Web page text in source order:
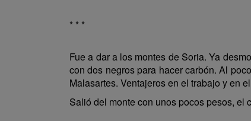
* * *
Fue a dar a los montes de Soria. Ya
con dos negros para hacer carbón. Al
Malasartes. Ventajeros en el trabajo y en
Salió del monte con unos pocos pesos, el